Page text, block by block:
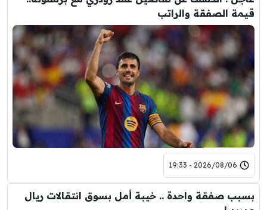
قيمة الصفقة والراتب
2026/08/06 - 19:33
بسبب صفقة واحدة .. خيبة أمل بسوق انتقالات ريال